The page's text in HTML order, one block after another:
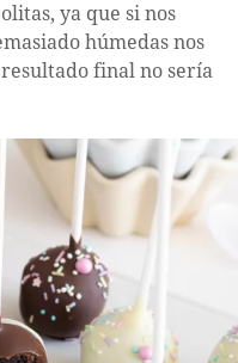
ya que si nos
húmedas nos
final no sería